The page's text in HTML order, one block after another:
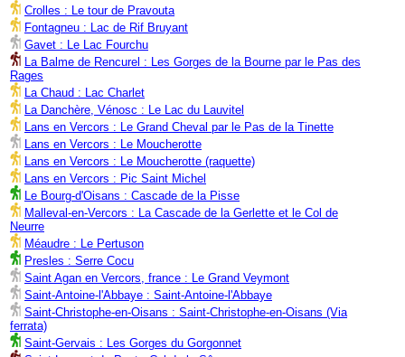
Crolles : Le tour de Pravouta
Fontagneu : Lac de Rif Bruyant
Gavet : Le Lac Fourchu
La Balme de Rencurel : Les Gorges de la Bourne par le Pas des
Rages
La Chaud : Lac Charlet
La Danchère, Vénosc : Le Lac du Lauvitel
Lans en Vercors : Le Grand Cheval par le Pas de la Tinette
Lans en Vercors : Le Moucherotte
Lans en Vercors : Le Moucherotte (raquette)
Lans en Vercors : Pic Saint Michel
Le Bourg-d'Oisans : Cascade de la Pisse
Malleval-en-Vercors : La Cascade de la Gerlette et le Col de
Neurre
Méaudre : Le Pertuson
Presles : Serre Cocu
Saint Agan en Vercors, france : Le Grand Veymont
Saint-Antoine-l'Abbaye : Saint-Antoine-l'Abbaye
Saint-Christophe-en-Oisans : Saint-Christophe-en-Oisans (Via
ferrata)
Saint-Gervais : Les Gorges du Gorgonnet